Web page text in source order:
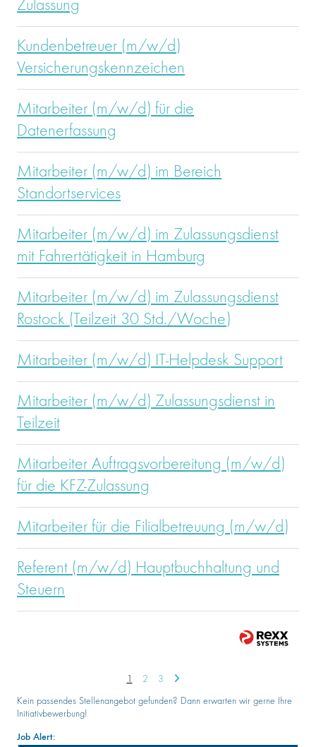
Zulassung
Kundenbetreuer (m/w/d)
Versicherungskennzeichen
Mitarbeiter (m/w/d) für die
Datenerfassung
Mitarbeiter (m/w/d) im Bereich
Standortservices
Mitarbeiter (m/w/d) im Zulassungsdienst
mit Fahrertätigkeit in Hamburg
Mitarbeiter (m/w/d) im Zulassungsdienst
Rostock (Teilzeit 30 Std./Woche)
Mitarbeiter (m/w/d) IT-Helpdesk Support
Mitarbeiter (m/w/d) Zulassungsdienst in
Teilzeit
Mitarbeiter Auftragsvorbereitung (m/w/d)
für die KFZ-Zulassung
Mitarbeiter für die Filialbetreuung (m/w/d)
Referent (m/w/d) Hauptbuchhaltung und
Steuern
1 2 3
Kein passendes Stellenangebot gefunden? Dann erwarten wir gerne Ihre
Initiativbewerbung!
Job Alert: